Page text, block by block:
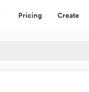
Pricing Create